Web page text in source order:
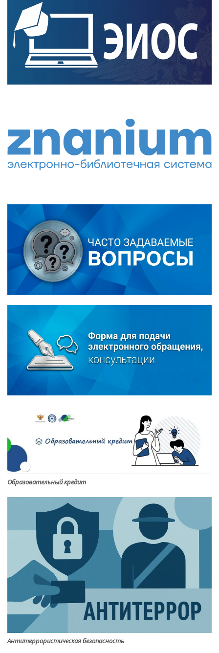
Образовательный кредит
Антитеррористическая безопасность